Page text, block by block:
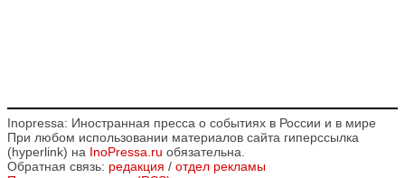
Inopressa: Иностранная пресса о событиях в России и в мире
При любом использовании материалов сайта гиперссылка
(hyperlink) на InoPressa.ru обязательна.
Обратная связь: редакция / отдел рекламы